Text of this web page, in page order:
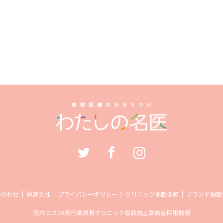
わせ 運営会社 プライバシーポリシー クリニック掲載依頼 ブランド掲
売れコスDX実行委員長クリニック収益向上委員会採用情報